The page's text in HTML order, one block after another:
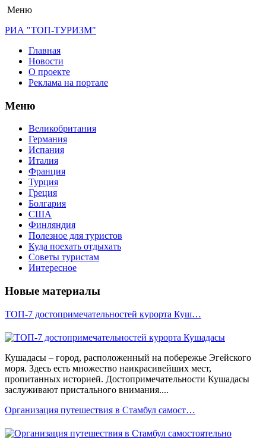
Меню
РИА "ТОП-ТУРИЗМ"
Главная
Новости
О проекте
Реклама на портале
Меню
Великобритания
Германия
Испания
Италия
Франция
Турция
Греция
Болгария
США
Финляндия
Полезное для туристов
Куда поехать отдыхать
Советы туристам
Интересное
Новые материалы
ТОП-7 достопримечательностей курорта Куш…
Кушадасы – город, расположенный на побережье Эгейского
моря. Здесь есть множество наикрасивейших мест,
пропитанных историей. Достопримечательности Кушадасы
заслуживают пристального внимания....
Организация путешествия в Стамбул самост…